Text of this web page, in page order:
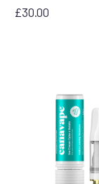
£30.00